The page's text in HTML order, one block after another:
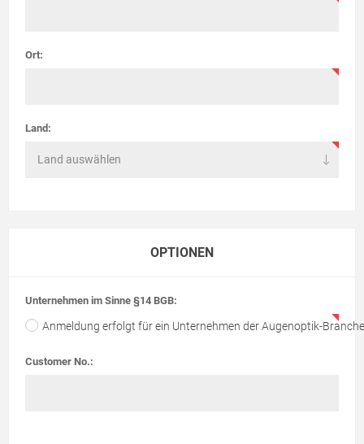
Ort:
Land:
OPTIONEN
Unternehmen im Sinne §14 BGB:
Anmeldung erfolgt für ein Unternehmen der Augenoptik-Branche
Customer No.: